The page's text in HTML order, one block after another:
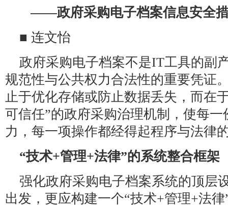
——政府采购电子档案信息安全
■ 连文怡
政府采购电子档案不是IT工具的副
规范性与公共权力合法性的重要凭证
止于优化存储或防止数据丢失，而在
可信任”的政府采购治理机制，使每
力，每一项操作都经得起程序与法律
“技术+管理+法律”的系统整合框架
强化政府采购电子档案系统的顶层
出发，更应构建一个“技术+管理+法